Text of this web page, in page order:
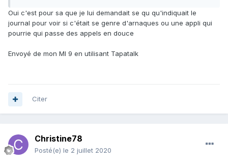
Oui c'est pour sa que je lui demandait se qu qu'indiquait le
journal pour voir si c'était se genre d'arnaques ou une appli qui
pourrie qui passe des appels en douce
Envoyé de mon MI 9 en utilisant Tapatalk
Citer
Christine78
Posté(e) le 2 juillet 2020